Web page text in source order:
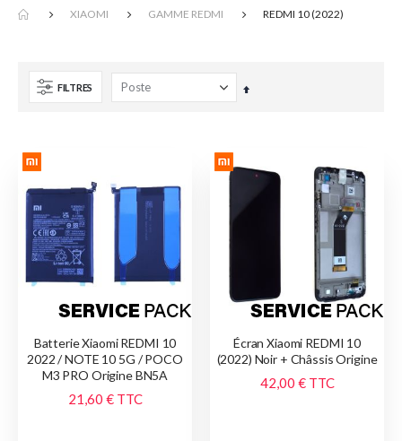
XIAOMI GAMME REDMI REDMI 10 (2022)
FILTRES
Par
Batterie Xiaomi REDMI 10
2022 / NOTE 10 5G / POCO
M3 PRO Origine BN5A
21,60 € TTC
Écran Xiaomi REDMI 10
(2022) Noir + Châssis Origine
42,00 € TTC